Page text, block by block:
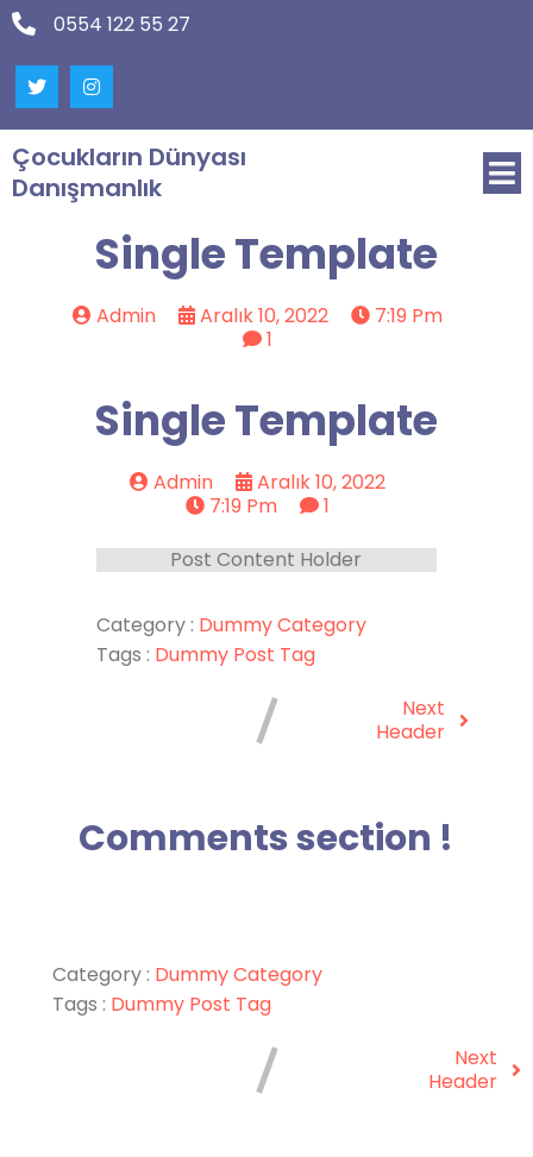
0554 122 55 27
Çocukların Dünyası
Danışmanlık
Single Template
Admin Aralık 10, 2022
7:19 Pm
1
Single Template
Admin
Aralık 10, 2022
7:19 Pm
1
Post Content Holder
Category : Dummy Category
Tags : Dummy Post Tag
Next
Header
Comments section !
Category : Dummy Category
Tags : Dummy Post Tag
Next
Header